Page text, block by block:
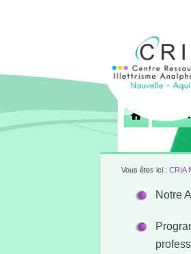
principal Le
Vous êtes ici : CRIA
Notre